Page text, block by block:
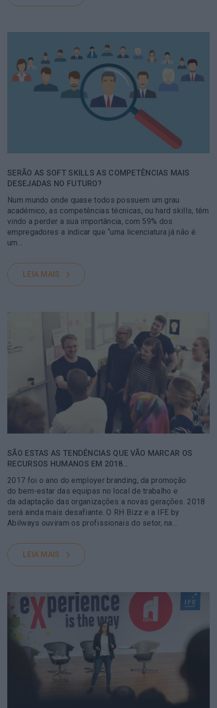
SERÃO AS SOFT SKILLS AS COMPETÊNCIAS MAIS
DESEJADAS NO FUTURO?
Num mundo onde quase todos possuem um grau
académico, as competências técnicas, ou hard skills, têm
vindo a perder a sua importância, com 59% dos
empregadores a indicar que “uma licenciatura já não é
um…
LEIA MAIS
SÃO ESTAS AS TENDÊNCIAS QUE VÃO MARCAR OS
RECURSOS HUMANOS EM 2018…
2017 foi o ano do employer branding, da promoção
do bem-estar das equipas no local de trabalho e
da adaptação das organizações a novas gerações. 2018
será ainda mais desafiante. O RH Bizz e a IFE by
Abilways ouviram os profissionais do setor, na…
LEIA MAIS